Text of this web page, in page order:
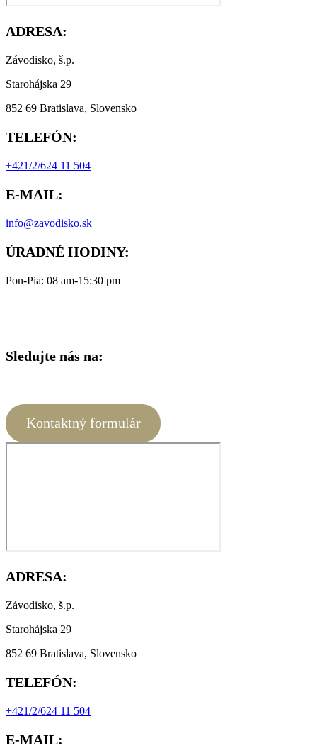
ADRESA:
Závodisko, š.p.
Starohájska 29
852 69 Bratislava, Slovensko
TELEFÓN:
+421/2/624 11 504
E-MAIL:
info@zavodisko.sk
ÚRADNÉ HODINY:
Pon-Pia: 08 am-15:30 pm
Sledujte nás na:
Kontaktný formulár
ADRESA:
Závodisko, š.p.
Starohájska 29
852 69 Bratislava, Slovensko
TELEFÓN:
+421/2/624 11 504
E-MAIL: